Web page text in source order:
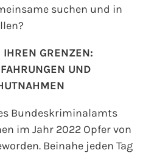
suchen und in
IHREN GRENZEN:
UND
Bundeskriminalamts
im Jahr 2022 Opfer von
Beinahe jeden Tag